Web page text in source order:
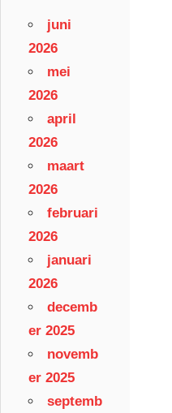
juni
2026
mei
2026
april
2026
maart
2026
februari
2026
januari
2026
decemb
er 2025
novemb
er 2025
septemb